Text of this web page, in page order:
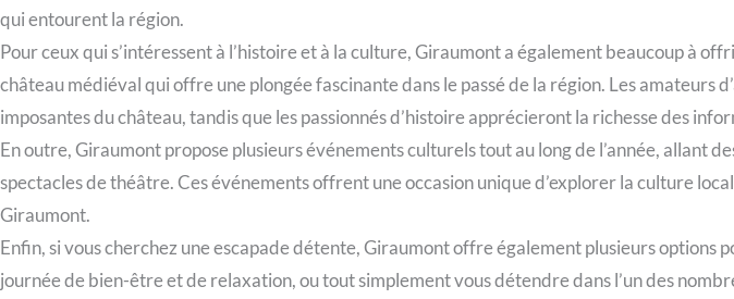
qui entourent la région.
Pour ceux qui s’intéressent à l’histoire et à la culture, Giraumont a également beaucoup à
château médiéval qui offre une plongée fascinante dans le passé de la région. Les amateurs
imposantes du château, tandis que les passionnés d’histoire apprécieront la richesse des
En outre, Giraumont propose plusieurs événements culturels tout au long de l’année, allant
spectacles de théâtre. Ces événements offrent une occasion unique d’explorer la culture
Giraumont.
Enfin, si vous cherchez une escapade détente, Giraumont offre également plusieurs options
journée de bien-être et de relaxation, ou tout simplement vous détendre dans l’un des